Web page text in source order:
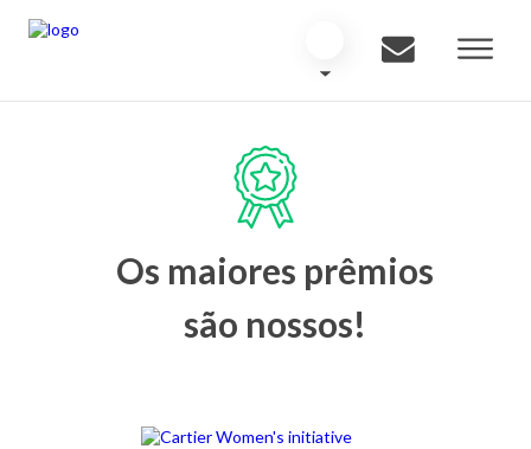
Os maiores prêmios
são nossos!